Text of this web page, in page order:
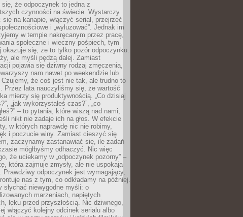
się, że odpoczynek to jedna z
czynności na świecie. Wystarczy
się na kanapie, włączyć serial, przejrzeć
i „wyluzować”. Jednak im
w tempie nakręcanym przez pracę,
społeczne i wieczny pośpiech, tym
okazuje się, że to tylko pozór odpoczynku.
ale myśli pędzą dalej. Zamiast
pojawia się dziwny rodzaj zmęczenia,
nam nawet po weekendzie lub
Czujemy, że coś jest nie tak, ale trudno to
Przez lata nauczyliśmy się, że wartość
mierzy się produktywnością. „Co dzisiaj
„jak wykorzystałeś czas?”, „co
– to pytania, które wiszą nad nami,
nikt nie zadaje ich na głos. W efekcie
w których naprawdę nic nie robimy,
i poczucie winy. Zamiast cieszyć się
zaczynamy zastanawiać się, ile zadań
mógłbyśmy odhaczyć. Nic więc
że uciekamy w „odpoczynek pozorny” –
która zajmuje zmysły, ale nie uspokaja
Prawdziwy odpoczynek jest wymagający,
nas z tym, co odkładamy na później.
słychać niewygodne myśli: o
marzeniach, napiętych
lęku przed przyszłością. Nic dziwnego,
włączyć kolejny odcinek serialu albo